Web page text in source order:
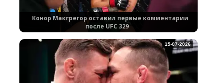
Конор Макгрегор оставил первые комментарии
после UFC 329
15-07-2026